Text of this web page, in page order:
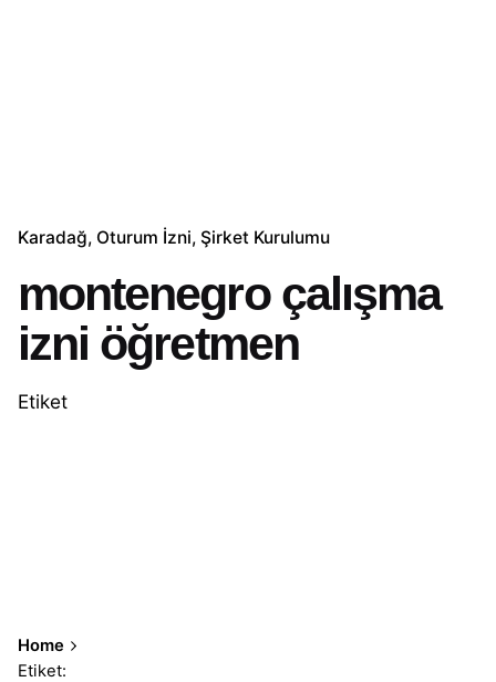
Karadağ Oturum İzni Şirket Kurulumu
montenegro çalışma
izni öğretmen
Etiket
Home
Etiket: